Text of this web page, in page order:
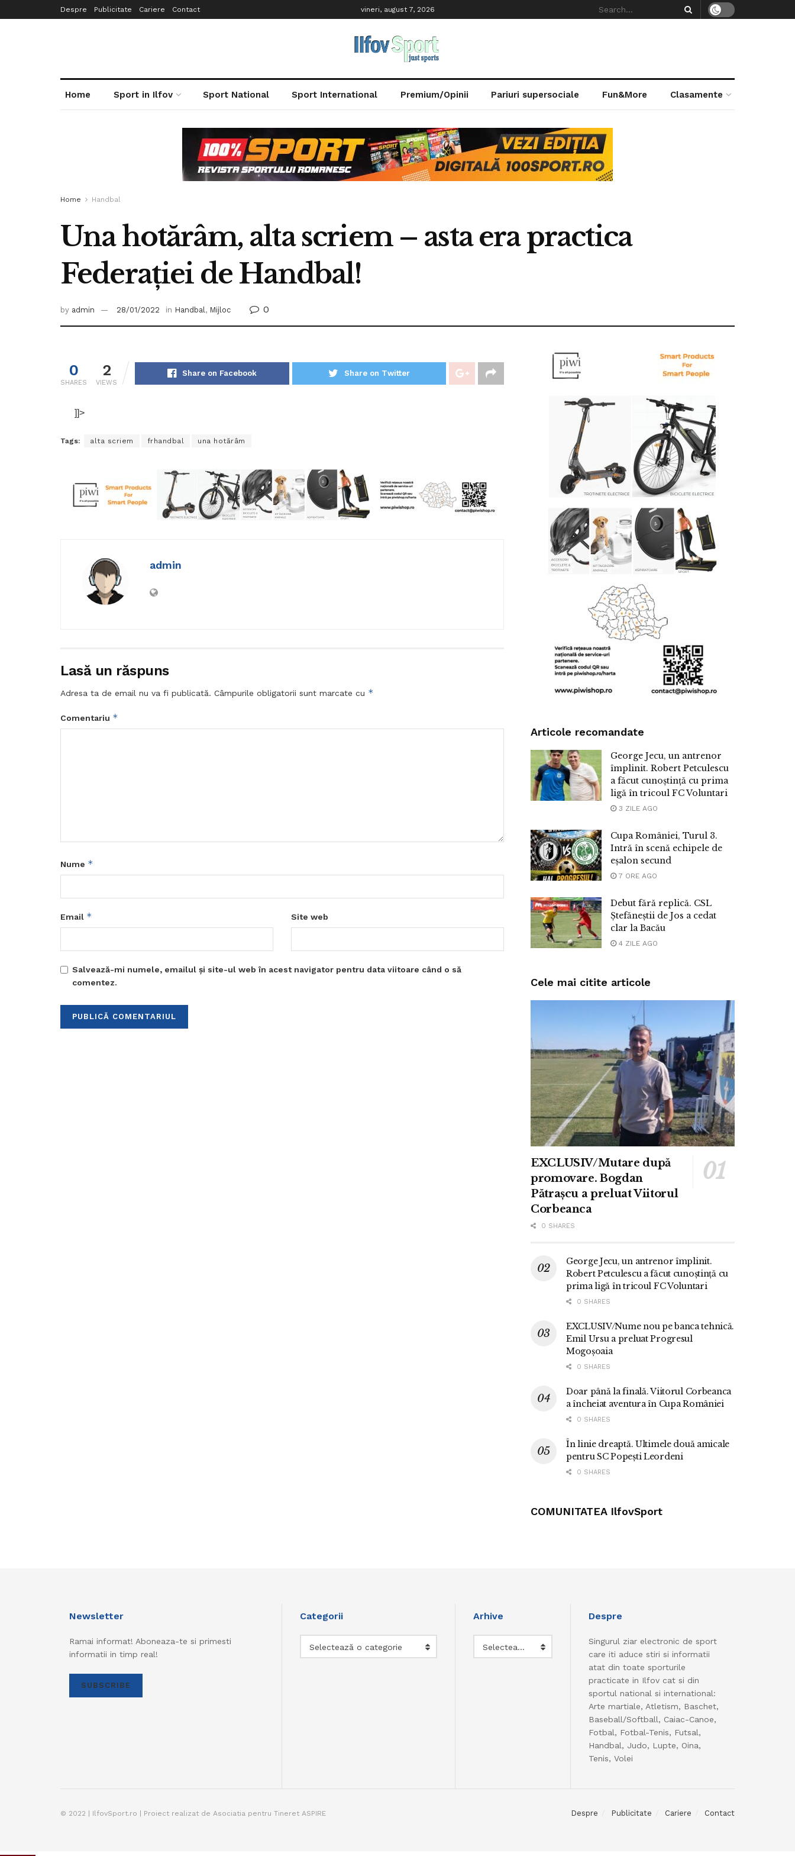
Despre Publicitate Cariere Contact vineri, august 7, 2026
Home Sport in Ilfov Sport National Sport International Premium/Opinii Pariuri supersociale Fun&More Clasamente
Home Handbal
Una hotărâm, alta scriem – asta era practica
Federației de Handbal!
by admin 28/01/2022 in Handbal, Mijloc 0
0
SHARES
2
VIEWS
Share on Facebook Share on Twitter
]]>
Tags: alta scriem frhandbal una hotărâm
admin
Lasă un răspuns
Adresa ta de email nu va fi publicată. Câmpurile obligatorii sunt marcate cu *
Comentariu *
Nume *
Email * Site web
Salvează-mi numele, emailul și site-ul web în acest navigator pentru data viitoare când o să
comentez.
Articole recomandate
George Jecu, un antrenor
împlinit. Robert Petculescu
a făcut cunoștință cu prima
ligă în tricoul FC Voluntari
3 ZILE AGO
Cupa României, Turul 3.
Intră în scenă echipele de
eșalon secund
7 ORE AGO
Debut fără replică. CSL
Ștefăneștii de Jos a cedat
clar la Bacău
4 ZILE AGO
Cele mai citite articole
EXCLUSIV/Mutare după
promovare. Bogdan
Pătrașcu a preluat Viitorul
Corbeanca
0 SHARES
George Jecu, un antrenor împlinit.
Robert Petculescu a făcut cunoștință cu
prima ligă în tricoul FC Voluntari
0 SHARES
EXCLUSIV/Nume nou pe banca tehnică.
Emil Ursu a preluat Progresul
Mogoșoaia
0 SHARES
Doar până la finală. Viitorul Corbeanca
a încheiat aventura în Cupa României
0 SHARES
În linie dreaptă. Ultimele două amicale
pentru SC Popești Leordeni
0 SHARES
COMUNITATEA IlfovSport
Newsletter
Ramai informat! Aboneaza-te si primesti
informatii in timp real!
SUBSCRIBE
Categorii
Selectează o categorie
Arhive
Selectează luna
Despre
Singurul ziar electronic de sport
care iti aduce stiri si informatii
atat din toate sporturile
practicate in Ilfov cat si din
sportul national si international:
Arte martiale, Atletism, Baschet,
Baseball/Softball, Caiac-Canoe,
Fotbal, Fotbal-Tenis, Futsal,
Handbal, Judo, Lupte, Oina,
Tenis, Volei
Despre Publicitate Cariere Contact
© 2022 | IlfovSport.ro | Proiect realizat de Asociatia pentru Tineret ASPIRE